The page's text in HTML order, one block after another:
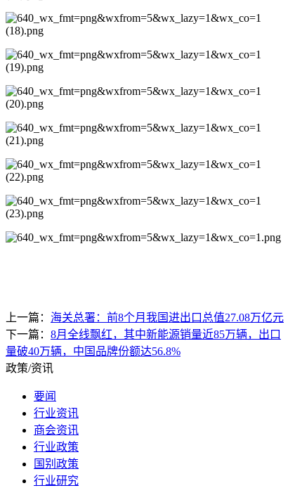
上一篇： 海关总署：前8个月我国进出口总值27.08万亿元
下一篇： 8月全线飘红，其中新能源销量近85万辆，出口
量破40万辆，中国品牌份额达56.8%
政策/资讯
要闻
行业资讯
商会资讯
行业政策
国别政策
行业研究